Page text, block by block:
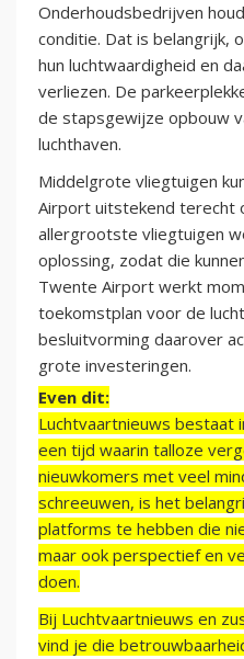
Onderhoudsbedrijven
conditie. Dat is belangrijk,
hun luchtwaardigheid en
verliezen. De
de stapsgewijze opbouw
luchthaven.
Middelgrote vliegtuigen
Airport uitstekend terecht
allergrootste vliegtuigen
oplossing, zodat die
Twente Airport werkt
toekomstplan voor de
besluitvorming daarover
grote investeringen.
Even dit:
Luchtvaartnieuws bestaat
een tijd waarin talloze
nieuwkomers met veel
schreeuwen, is het
platforms te hebben die
maar ook perspectief en
doen.
Bij Luchtvaartnieuws en
vind je die